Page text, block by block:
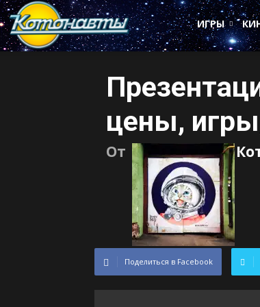
Котонавты
ИГРЫ
цены,
От
Поделиться в Facebook